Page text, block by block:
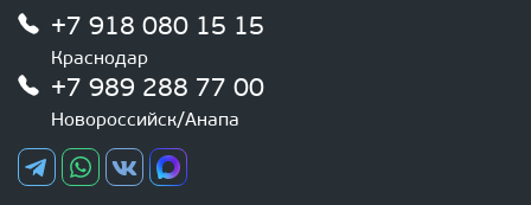
+7 918 080 15 15
Краснодар
+7 989 288 77 00
Новороссийск/Анапа